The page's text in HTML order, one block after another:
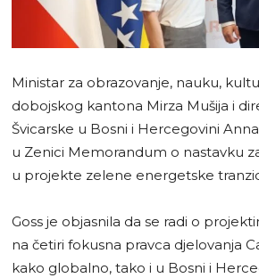
Ministar za obrazovanje, nauku,
dobojskog kantona Mirza Mušija i
Švicarske u Bosni i Hercegovini
u Zenici Memorandum o nastavku
u projekte zelene energetske
Goss je objasnila da se radi o
na četiri fokusna pravca djelovanja
kako globalno, tako i u Bosni i